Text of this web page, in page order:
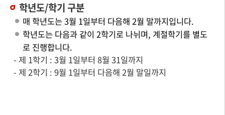
학년도/학기 구분
매 학년도는 3월 1일부터 다음해 2월 말까지입니다.
학년도는 다음과 같이 2학기로 나뉘며, 계절학기를 별도
로 진행합니다.
- 제 1학기 : 3월 1일부터 8월 31일까지
- 제 2학기 : 9월 1일부터 다음해 2월 말일까지